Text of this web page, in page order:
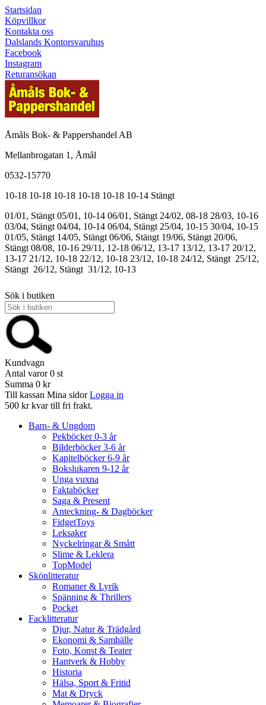
Startsidan
Köpvillkor
Kontakta oss
Dalslands Kontorsvaruhus
Facebook
Instagram
Returansökan
Åmåls Bok- & Pappershandel AB
Mellanbrogatan 1, Åmål
0532-15770
10-18 10-18 10-18 10-18 10-18 10-14 Stängt
01/01, Stängt 05/01, 10-14 06/01, Stängt 24/02, 08-18 28/03, 10-16
03/04, Stängt 04/04, 10-14 06/04, Stängt 25/04, 10-15 30/04, 10-15
01/05, Stängt 14/05, Stängt 06/06, Stängt 19/06, Stängt 20/06,
Stängt 08/08, 10-16 29/11, 12-18 06/12, 13-17 13/12, 13-17 20/12,
13-17 21/12, 10-18 22/12, 10-18 23/12, 10-18 24/12, Stängt 25/12,
Stängt 26/12, Stängt 31/12, 10-13
Sök i butiken
Kundvagn
Antal varor 0 st
Summa 0 kr
Till kassan Mina sidor Logga in
500 kr kvar till fri frakt.
Barn- & Ungdom
Pekböcker 0-3 år
Bilderböcker 3-6 år
Kapitelböcker 6-9 år
Bokslukaren 9-12 år
Unga vuxna
Faktaböcker
Saga & Present
Anteckning- & Dagböcker
FidgetToys
Leksaker
Nyckelringar & Smått
Slime & Leklera
TopModel
Skönlitteratur
Romaner & Lyrik
Spänning & Thrillers
Pocket
Facklitteratur
Djur, Natur & Trädgård
Ekonomi & Samhälle
Foto, Konst & Teater
Hantverk & Hobby
Historia
Hälsa, Sport & Fritid
Mat & Dryck